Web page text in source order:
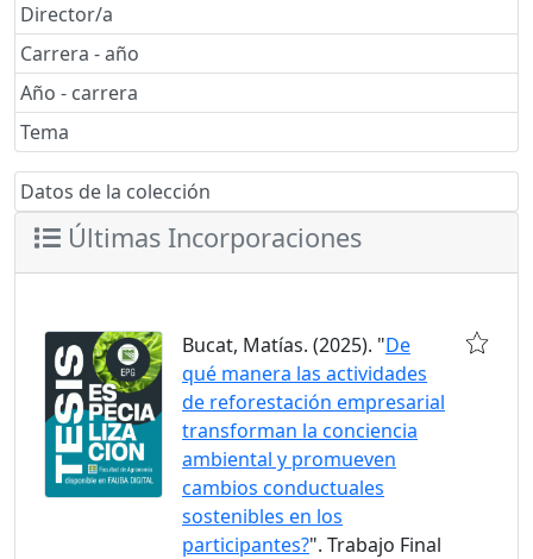
Director/a
Carrera - año
Año - carrera
Tema
Datos de la colección
Últimas Incorporaciones
Bucat, Matías. (2025). "De
qué manera las actividades
de reforestación empresarial
transforman la conciencia
ambiental y promueven
cambios conductuales
sostenibles en los
participantes?". Trabajo Final